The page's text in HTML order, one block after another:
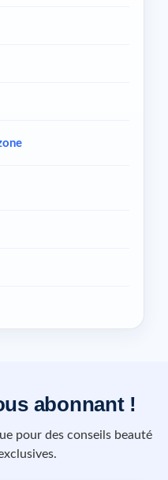
abonnant !
pour des conseils beauté